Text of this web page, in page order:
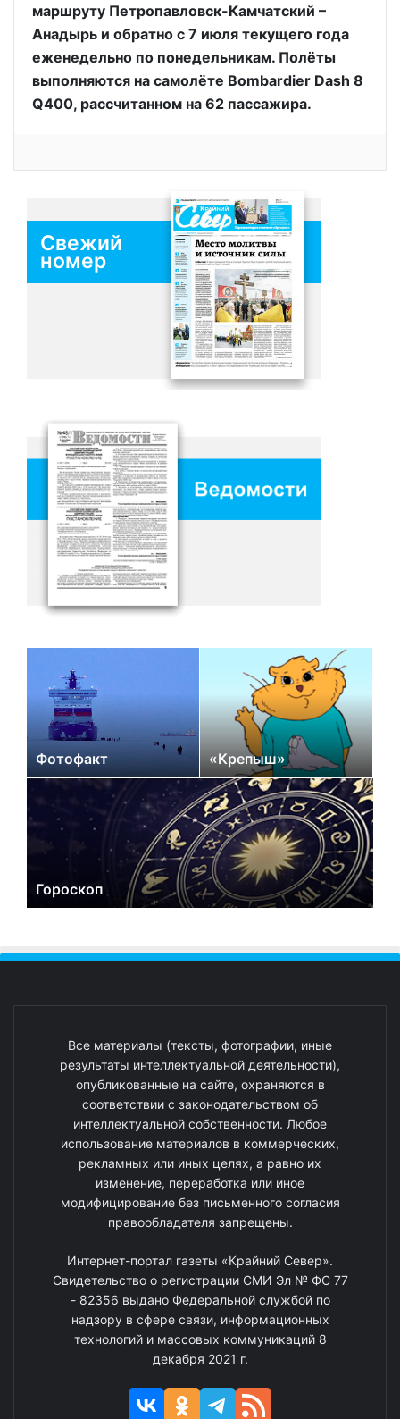
маршруту Петропавловск-Камчатский –
Анадырь и обратно с 7 июля текущего года
еженедельно по понедельникам. Полёты
выполняются на самолёте Bombardier Dash 8
Q400, рассчитанном на 62 пассажира.
Свежий
номер
Фотофакт «Крепыш»
Гороскоп
Все материалы (тексты, фотографии, иные
результаты интеллектуальной деятельности),
опубликованные на сайте, охраняются в
соответствии с законодательством об
интеллектуальной собственности. Любое
использование материалов в коммерческих,
рекламных или иных целях, а равно их
изменение, переработка или иное
модифицирование без письменного согласия
правообладателя запрещены.
Интернет-портал газеты «Крайний Север».
Свидетельство о регистрации СМИ Эл № ФС 77
- 82356 выдано Федеральной службой по
надзору в сфере связи, информационных
технологий и массовых коммуникаций 8
декабря 2021 г.